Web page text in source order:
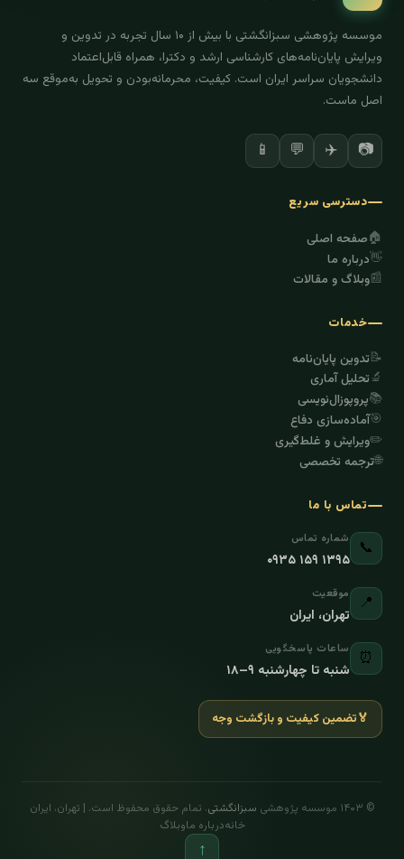
موسسه پژوهشی سبزانگشتی با بیش از ۱۰ سال تجربه در تدوین و
ویرایش پایان‌نامه‌های کارشناسی ارشد و دکترا، همراه قابل‌اعتماد
دانشجویان سراسر ایران است. کیفیت، محرمانه‌بودن و تحویل به‌موقع سه
اصل ماست.
📷
✈️
💬
📱
دسترسی سریع
🏠صفحه اصلی
👋درباره ما
📰وبلاگ و مقالات
خدمات
📝تدوین پایان‌نامه
🔬تحلیل آماری
📚پروپوزال‌نویسی
🎯آماده‌سازی دفاع
✏️ویرایش و غلط‌گیری
🌐ترجمه تخصصی
تماس با ما
📞 شماره تماس
۰۹۳۵ ۱۵۹ ۱۳۹۵
📍 موقعیت
تهران، ایران
⏰ ساعات پاسخگویی
شنبه تا چهارشنبه ۹–۱۸
🏅تضمین کیفیت و بازگشت وجه
© ۱۴۰۳ موسسه پژوهشی سبزانگشتی. تمام حقوق محفوظ است. | تهران، ایران
خانهدرباره ماوبلاگ
↑